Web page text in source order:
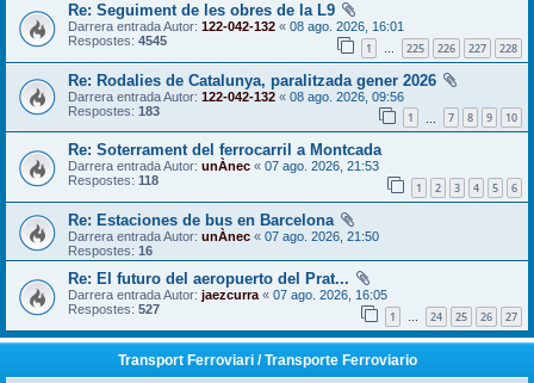
Re: Seguiment de les obres de la L9
Darrera entrada Autor: 122-042-132 « 08 ago. 2026, 16:01
Respostes: 4545 1 … 225 226 227 228
Re: Rodalies de Catalunya, paralitzada gener 2026
Darrera entrada Autor: 122-042-132 « 08 ago. 2026, 09:56
Respostes: 183 1 7 8 9 10
Re: Soterrament del ferrocarril a Montcada
Darrera entrada Autor: unÀnec « 07 ago. 2026, 21:53
Respostes: 118 1 2 3 4 5 6
Re: Estaciones de bus en Barcelona
Darrera entrada Autor: unÀnec « 07 ago. 2026, 21:50
Respostes: 16
Re: El futuro del aeropuerto del Prat...
Darrera entrada Autor: jaezcurra « 07 ago. 2026, 16:05
Respostes: 527 1 … 24 25 26 27
Transport Ferroviari / Transporte Ferroviario